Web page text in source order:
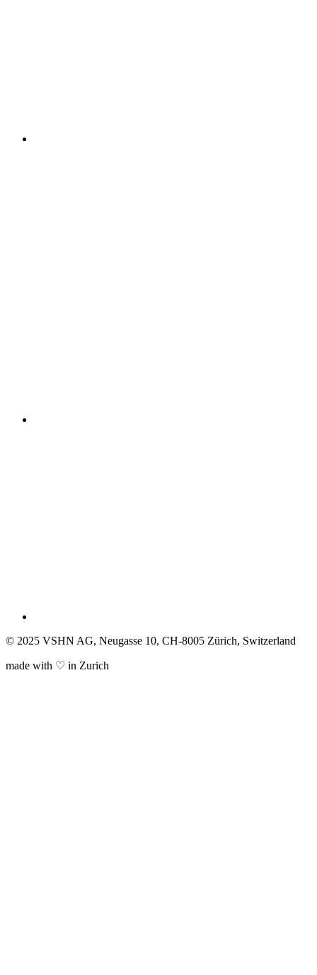
© 2025 VSHN AG, Neugasse 10, CH-8005 Zürich, Switzerland
made with ♡ in Zurich